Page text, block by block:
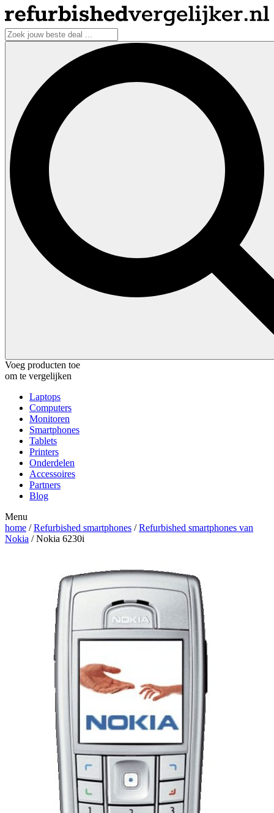
Voeg producten toe
om te vergelijken
Laptops
Computers
Monitoren
Smartphones
Tablets
Printers
Onderdelen
Accessoires
Partners
Blog
Menu
home /Refurbished smartphones /Refurbished smartphones van
Nokia / Nokia 6230i